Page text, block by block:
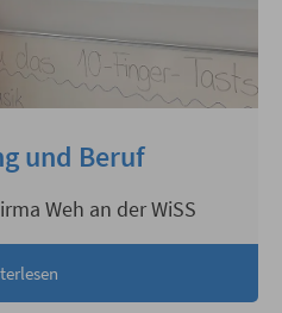
und Beruf
Weh an der WiSS